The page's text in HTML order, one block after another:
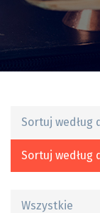
Sortuj według
Sortuj według
Wszystkie